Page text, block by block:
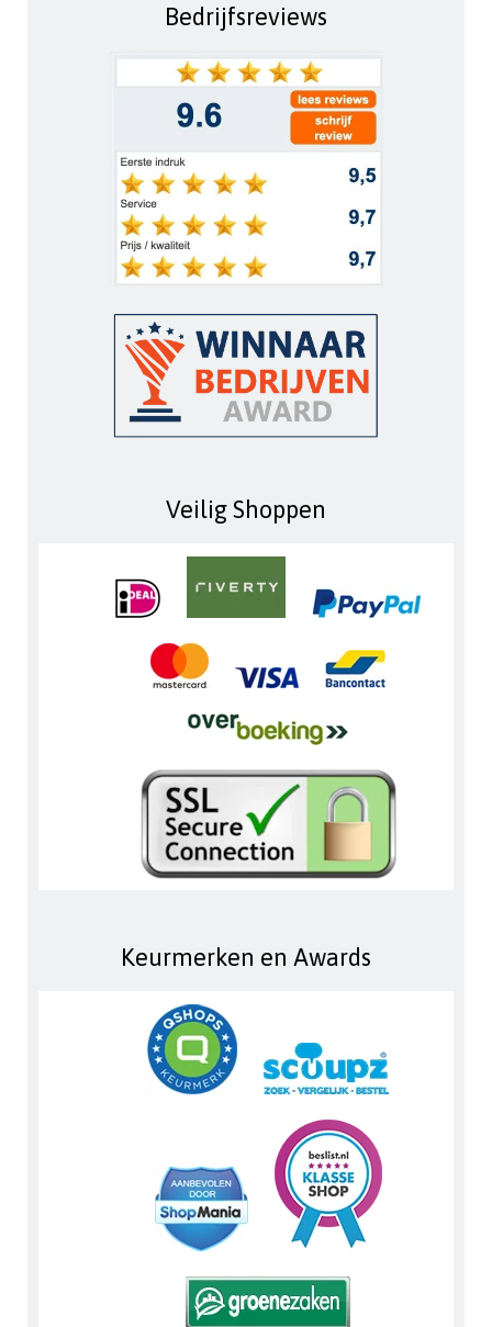
Bedrijfsreviews
Veilig Shoppen
Keurmerken en Awards